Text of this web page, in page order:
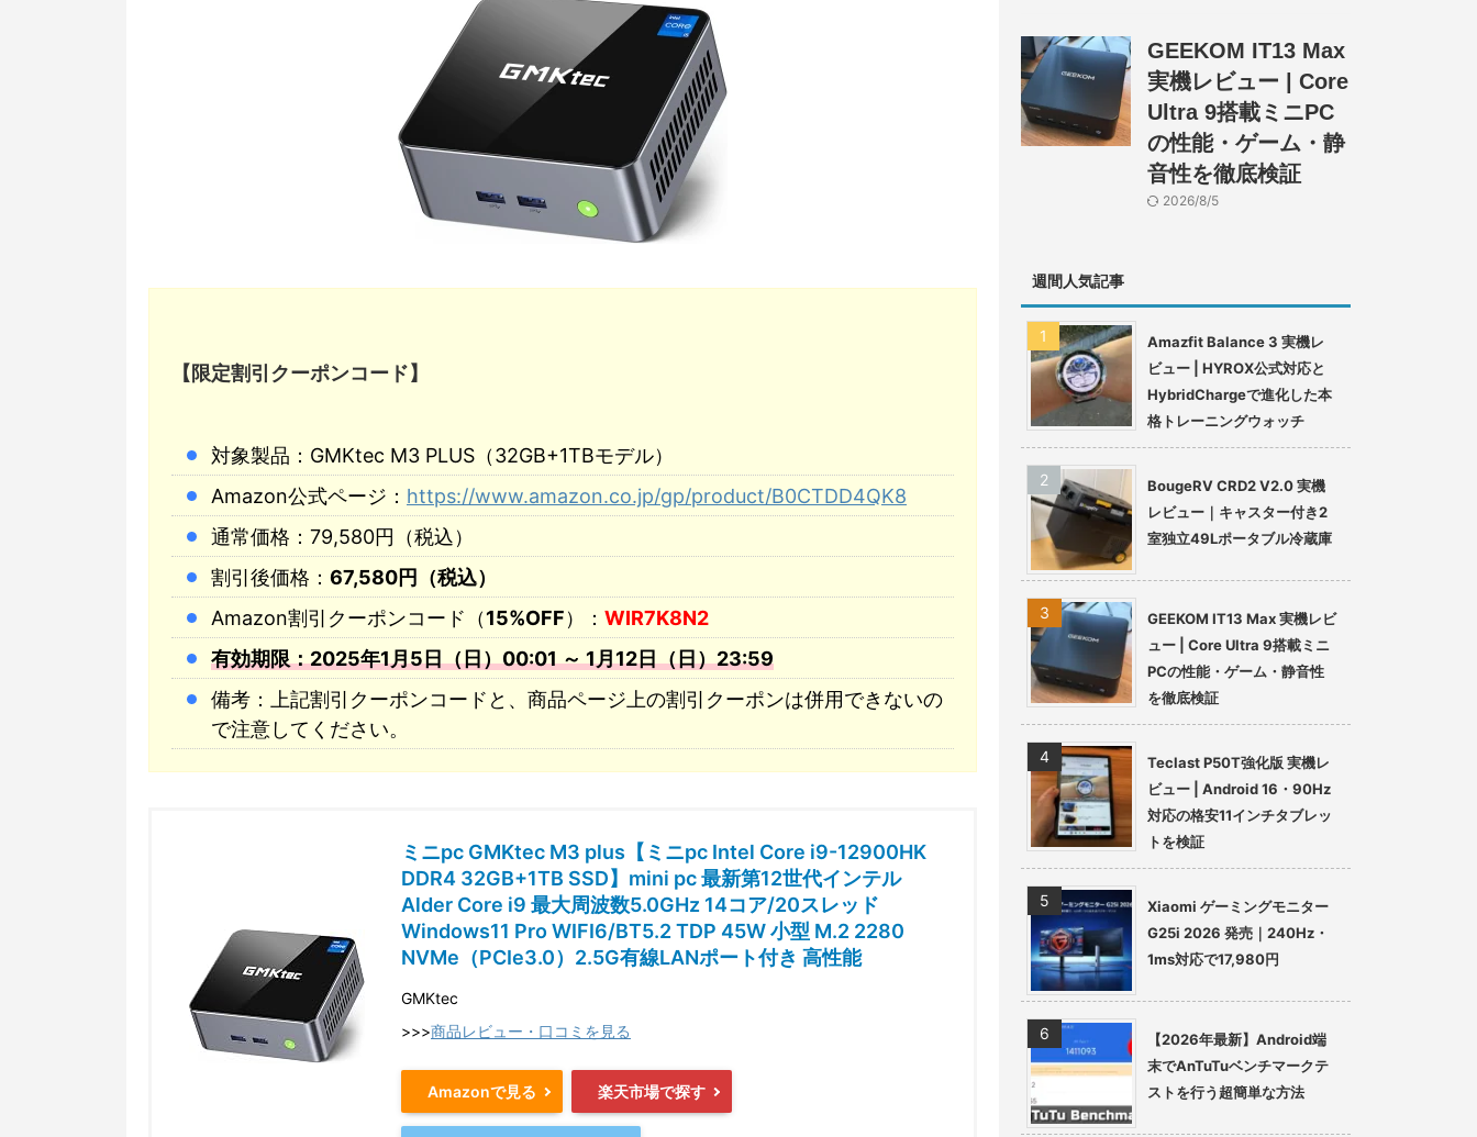
【限定割引クーポンコード】
対象製品：GMKtec M3 PLUS（32GB+1TBモデル）
Amazon公式ページ： https://www.amazon.co.jp/gp/product/B0CTDD4QK8
通常価格：79,580円（税込）
割引後価格： 67,580円（税込）
Amazon割引クーポンコード（15%OFF）： WIR7K8N2
有効期限：2025年1月5日（日）00:01 ～ 1月12日（日）23:59
備考：上記割引クーポンコードと、商品ページ上の割引クーポンは併用できないの
で注意してください。
ミニpc GMKtec M3 plus【ミニpc Intel Core i9-12900HK
DDR4 32GB+1TB SSD】mini pc 最新第12世代インテル
Alder Core i9 最大周波数5.0GHz 14コア/20スレッド
Windows11 Pro WIFI6/BT5.2 TDP 45W 小型 M.2 2280
NVMe（PCIe3.0）2.5G有線LANポート付き 高性能
GMKtec
>>>商品レビュー・口コミを見る
Amazonで見る 楽天市場で探す
GEEKOM IT13 Max
実機レビュー | Core
Ultra 9搭載ミニPC
の性能・ゲーム・静
音性を徹底検証
2026/8/5
週間人気記事
Amazfit Balance 3 実機レ
ビュー | HYROX公式対応と
HybridChargeで進化した本
格トレーニングウォッチ
BougeRV CRD2 V2.0 実機
レビュー｜キャスター付き2
室独立49Lポータブル冷蔵庫
GEEKOM IT13 Max 実機レビ
ュー | Core Ultra 9搭載ミニ
PCの性能・ゲーム・静音性
を徹底検証
Teclast P50T強化版 実機レ
ビュー | Android 16・90Hz
対応の格安11インチタブレッ
トを検証
Xiaomi ゲーミングモニター
G25i 2026 発売｜240Hz・
1ms対応で17,980円
【2026年最新】Android端
末でAnTuTuベンチマークテ
ストを行う超簡単な方法